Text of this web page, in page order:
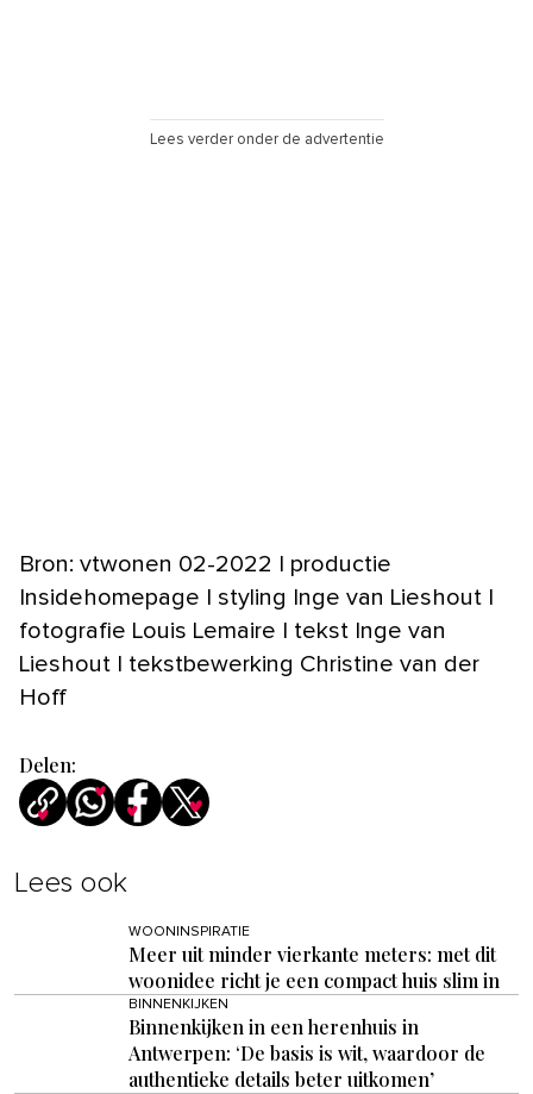
Lees verder onder de advertentie
Bron: vtwonen 02-2022 | productie
Insidehomepage | styling Inge van Lieshout |
fotografie Louis Lemaire | tekst Inge van
Lieshout | tekstbewerking Christine van der
Hoff
Delen:
Lees ook
WOONINSPIRATIE
Meer uit minder vierkante meters: met dit
woonidee richt je een compact huis slim in
BINNENKIJKEN
Binnenkijken in een herenhuis in
Antwerpen: ‘De basis is wit, waardoor de
authentieke details beter uitkomen’